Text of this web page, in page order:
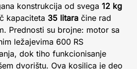
konstrukcija od svega 12 kg
kapaciteta 35 litara čine rad
Prednosti su brojne: motor sa
ležajevima 600 RS
dok tiho funkcionisanje
dvorištu. Ova kosilica je deo